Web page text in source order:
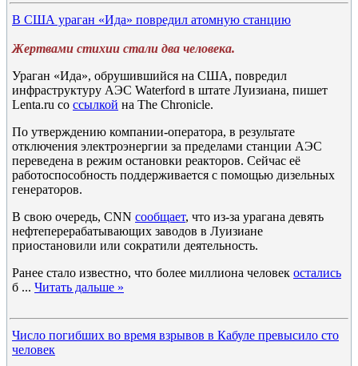
В США ураган «Ида» повредил атомную станцию
Жертвами стихии стали два человека.
Ураган «Ида», обрушившийся на США, повредил
инфраструктуру АЭС Waterford в штате Луизиана, пишет
Lenta.ru со ссылкой на The Chronicle.
По утверждению компании-оператора, в результате
отключения электроэнергии за пределами станции АЭС
переведена в режим остановки реакторов. Сейчас её
работоспособность поддерживается с помощью дизельных
генераторов.
В свою очередь, CNN сообщает, что из-за урагана девять
нефтеперерабатывающих заводов в Луизиане
приостановили или сократили деятельность.
Ранее стало известно, что более миллиона человек остались
б ... Читать дальше »
Число погибших во время взрывов в Кабуле превысило сто
человек